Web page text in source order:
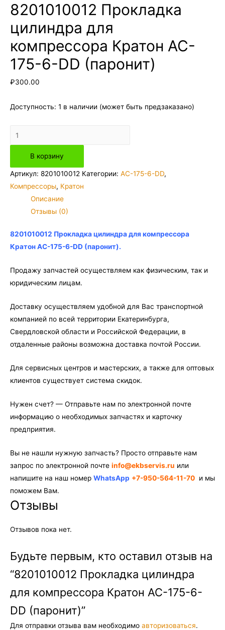
8201010012 Прокладка
цилиндра для
компрессора Кратон AC-
175-6-DD (паронит)
₽300.00
Доступность: 1 в наличии (может быть предзаказано)
Количество
товара
8201010012
Прокладка
AC-
175-
DD
(паронит)
В корзину
Артикул: 8201010012 Категории: AC-175-6-DD,
Компрессоры, Кратон
Описание
Отзывы (0)
8201010012 Прокладка цилиндра для компрессора
Кратон AC-175-6-DD (паронит).
Продажу запчастей осуществляем как физическим, так и
юридическим лицам.
Доставку осуществляем удобной для Вас транспортной
компанией по всей территории Екатеринбурга,
Свердловской области и Российской Федерации, в
отдаленные районы возможна доставка почтой России.
Для сервисных центров и мастерских, а также для оптовых
клиентов существует система скидок.
Нужен счет? — Отправьте нам по электронной почте
информацию о необходимых запчастях и карточку
предприятия.
Вы не нашли нужную запчасть? Просто отправьте нам
запрос по электронной почте info@ekbservis.ru или
напишите на наш номер WhatsApp +7-950-564-11-70 и мы
поможем Вам.
Отзывы
Отзывов пока нет.
Будьте первым, кто оставил отзыв на
“8201010012 Прокладка цилиндра
для компрессора Кратон AC-175-6-
DD (паронит)”
Для отправки отзыва вам необходимо авторизоваться.